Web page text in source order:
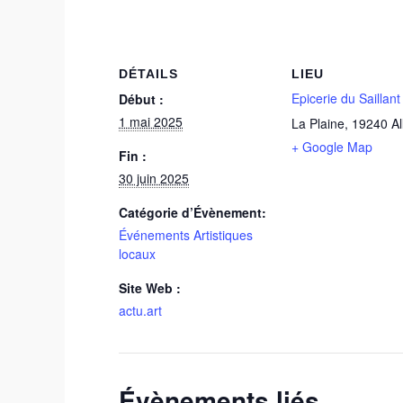
DÉTAILS
Début :
1 mai 2025
Fin :
30 juin 2025
Catégorie d’Évènement:
Événements Artistiques
locaux
Site Web :
actu.art
LIEU
Epicerie du Saillant
La Plaine, 19240
+ Google Map